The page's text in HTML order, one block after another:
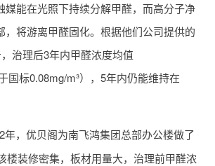
媒能在光照下持续分解甲醛，而高分子净
，将游离甲醛固化。根据他们公司提供的
治理后3年内甲醛浓度均值
国标0.08mg/m³），5年内仍能维持在
年，优贝阁为南飞鸿集团总部办公楼做了
楼装修密集，板材用量大，治理前甲醛浓